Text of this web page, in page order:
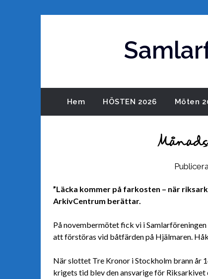
Hem HÖSTEN 2026 Möten
”Läcka kommer på farkosten – när
ArkivCentrum berättar.
På novembermötet fick vi i
att förstöras vid båtfärden på Hjälmaren.
När slottet Tre Kronor i Stockholm brann år
krigets tid blev den ansvarige för